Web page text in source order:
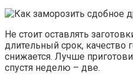
Не стоит оставлять
длительный срок, качество
снижается. Лучше
спустя неделю – две.